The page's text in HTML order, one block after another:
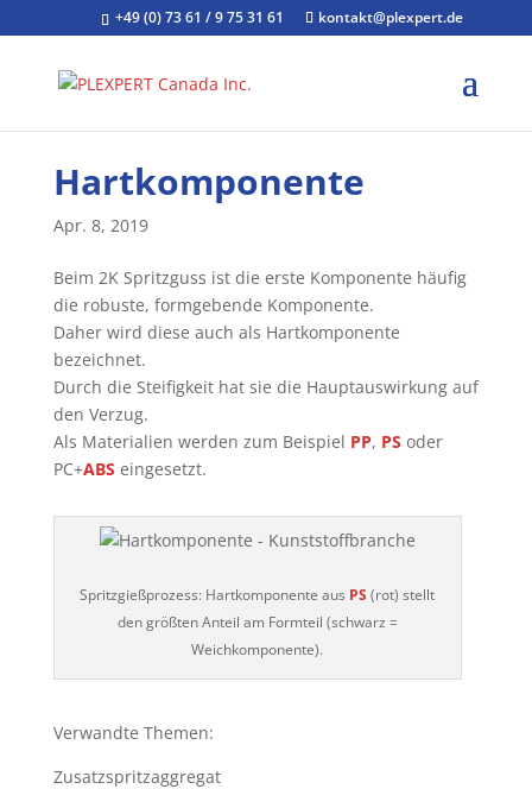
+49 (0) 73 61 / 9 75 31 61 kontakt@plexpert.de
Hartkomponente
Apr. 8, 2019
Beim 2K Spritzguss ist die erste Komponente häufig
die robuste, formgebende Komponente.
Daher wird diese auch als Hartkomponente
bezeichnet.
Durch die Steifigkeit hat sie die Hauptauswirkung auf
den Verzug.
Als Materialien werden zum Beispiel PP, PS oder
PC+ABS eingesetzt.
Spritzgießprozess: Hartkomponente aus PS (rot) stellt
den größten Anteil am Formteil (schwarz =
Weichkomponente).
Verwandte Themen:
Zusatzspritzaggregat